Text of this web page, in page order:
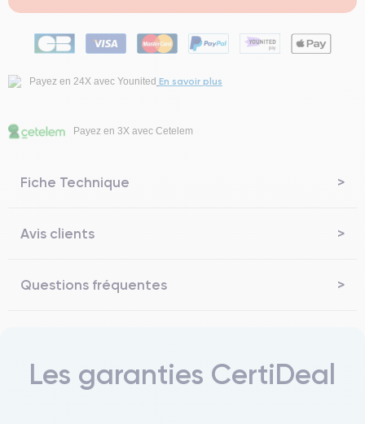
Payez en 24X avec Younited En savoir plus
Payez en 3X avec Cetelem
Fiche Technique
Avis clients
Questions fréquentes
Les garanties CertiDeal